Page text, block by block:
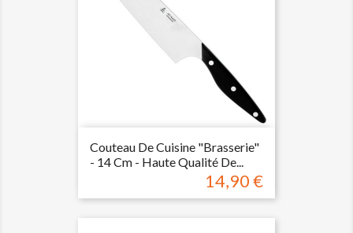
Couteau De Cuisine "brasserie"
- 14 Cm - Haute Qualité De...
Prix
14,90 €